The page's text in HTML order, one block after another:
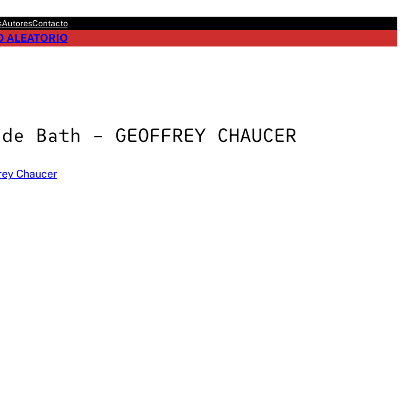
AutoresContacto
ALEATORIO
– GEOFFREY CHAUCER
Chaucer